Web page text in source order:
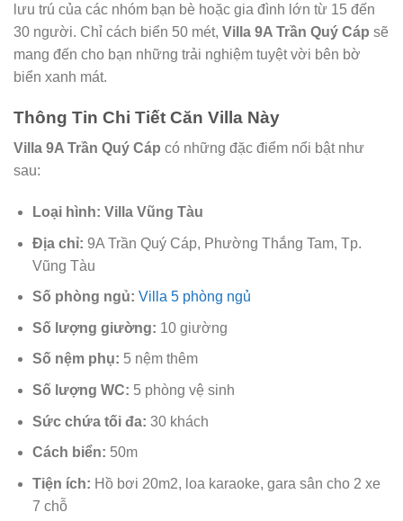
lưu trú của các nhóm bạn bè hoặc gia đình lớn từ 15 đến
30 người. Chỉ cách biển 50 mét, Villa 9A Trần Quý Cáp sẽ
mang đến cho bạn những trải nghiệm tuyệt vời bên bờ
biển xanh mát.
Thông Tin Chi Tiết Căn Villa Này
Villa 9A Trần Quý Cáp có những đặc điểm nổi bật như
sau:
Loại hình: Villa Vũng Tàu
Địa chỉ: 9A Trần Quý Cáp, Phường Thắng Tam, Tp.
Vũng Tàu
Số phòng ngủ: Villa 5 phòng ngủ
Số lượng giường: 10 giường
Số nệm phụ: 5 nệm thêm
Số lượng WC: 5 phòng vệ sinh
Sức chứa tối đa: 30 khách
Cách biển: 50m
Tiện ích: Hồ bơi 20m2, loa karaoke, gara sân cho 2 xe
7 chỗ